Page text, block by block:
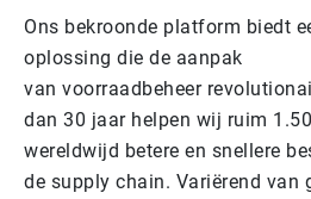
Ons bekroonde platform biedt
oplossing die de aanpak
van voorraadbeheer
dan 30 jaar helpen wij ruim
wereldwijd betere en snellere
de supply chain. Variërend van